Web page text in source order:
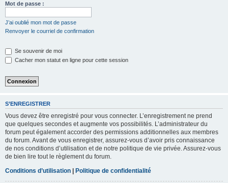
Mot de passe :
J’ai oublié mon mot de passe
Renvoyer le courriel de confirmation
Se souvenir de moi
Cacher mon statut en ligne pour cette session
S’ENREGISTRER
Vous devez être enregistré pour vous connecter. L’enregistrement ne prend
que quelques secondes et augmente vos possibilités. L’administrateur du
forum peut également accorder des permissions additionnelles aux membres
du forum. Avant de vous enregistrer, assurez-vous d’avoir pris connaissance
de nos conditions d’utilisation et de notre politique de vie privée. Assurez-vous
de bien lire tout le règlement du forum.
Conditions d’utilisation | Politique de confidentialité